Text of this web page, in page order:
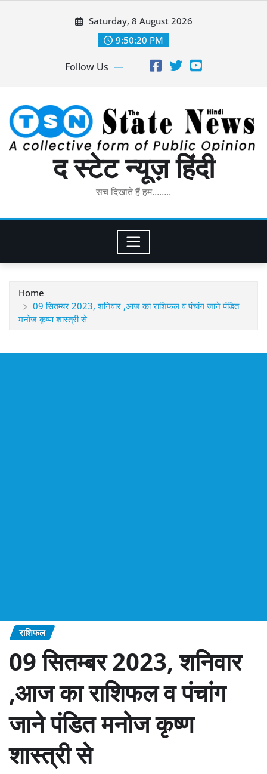
Saturday, 8 August 2026
9:50:21 PM
Follow Us
द स्टेट न्यूज़ हिंदी
सच दिखाते हैं हम……..
Home
09 सितम्बर 2023, शनिवार ,आज का राशिफल व पंचांग जाने पंडित
मनोज कृष्ण शास्त्री से
राशिफल
09 सितम्बर 2023, शनिवार
,आज का राशिफल व पंचांग
जाने पंडित मनोज कृष्ण
शास्त्री से